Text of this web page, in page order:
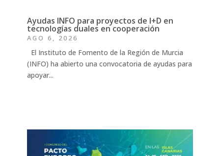
Ayudas INFO para proyectos de I+D en
tecnologías duales en cooperación
AGO 6, 2026
El Instituto de Fomento de la Región de Murcia
(INFO) ha abierto una convocatoria de ayudas para
apoyar...